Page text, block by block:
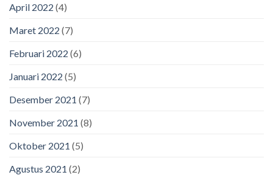
April 2022 (4)
Maret 2022 (7)
Februari 2022 (6)
Januari 2022 (5)
Desember 2021 (7)
November 2021 (8)
Oktober 2021 (5)
Agustus 2021 (2)